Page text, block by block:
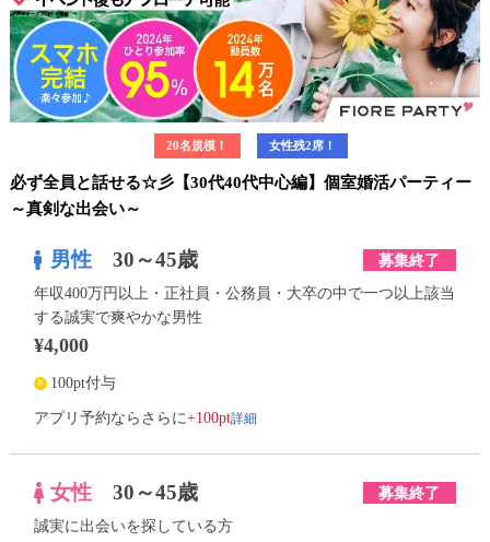
20名規模！ 女性残2席！
必ず全員と話せる☆彡【30代40代中心編】個室婚活パーティー
～真剣な出会い～
男性 30～45歳 募集終了
年収400万円以上・正社員・公務員・大卒の中で一つ以上該当
する誠実で爽やかな男性
¥4,000
100pt付与
アプリ予約ならさらに+100pt詳細
女性 30～45歳 募集終了
誠実に出会いを探している方